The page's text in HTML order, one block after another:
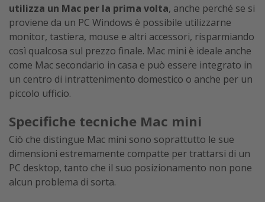
utilizza un Mac per la prima volta, anche perché se si
proviene da un PC Windows è possibile utilizzarne
monitor, tastiera, mouse e altri accessori, risparmiando
così qualcosa sul prezzo finale. Mac mini è ideale anche
come Mac secondario in casa e può essere integrato in
un centro di intrattenimento domestico o anche per un
piccolo ufficio.
Specifiche tecniche Mac mini
Ciò che distingue Mac mini sono soprattutto le sue
dimensioni estremamente compatte per trattarsi di un
PC desktop, tanto che il suo posizionamento non pone
alcun problema di sorta.